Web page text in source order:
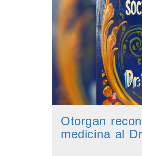
Otorgan
medicina al